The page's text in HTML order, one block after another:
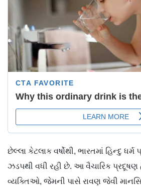
છેલ્લા કેટલાક વર્ષોથી, ભારતમાં હિન્દુ
ઝડપથી વધી રહી છે. આ વૈચારિક
વ્યક્તિઓ, જેમની પાસે રાવણ જેવી